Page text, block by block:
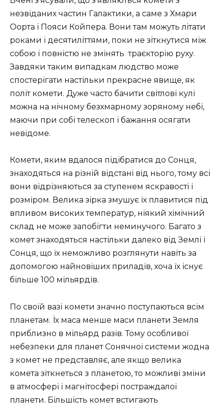
незвіданих частин Галактики, а саме з Хмари
Оорта і Пояси Койпера. Вони там можуть літати
роками і десятиліттями, поки не зіткнутися між
собою і повністю не змінять траєкторію руху.
Завдяки таким випадкам людство може
спостерігати настільки прекрасне явище, як
політ комети. Дуже часто бачити світлові кулі
можна на нічному безхмарному зоряному небі,
маючи при собі телескоп і бажання осягати
невідоме.
Комети, яким вдалося підібратися до Сонця,
знаходяться на різній відстані від нього, тому всі
вони відрізняються за ступенем яскравості і
розміром. Велика зірка змушує їх плавитися під
впливом високих температур, ніякий хімічний
склад не може запобігти неминучого. Багато з
комет знаходяться настільки далеко від Землі і
Сонця, що їх неможливо розглянути навіть за
допомогою найновіших приладів, хоча їх існує
більше 100 мільярдів.
По своїй вазі комети значно поступаються всім
планетам. Їх маса менше маси планети Земля
приблизно в мільярд разів. Тому особливої ​​
небезпеки для планет Сонячної системи жодна
з комет не представляє, але якщо велика
комета зіткнеться з планетою, то можливі зміни
в атмосфері і магнітосфері постраждалої
планети. Більшість комет встигають